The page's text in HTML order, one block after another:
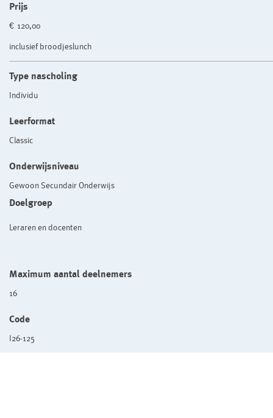
Prijs
€ 120,00
inclusief broodjeslunch
Type nascholing
Individu
Leerformat
Classic
Onderwijsniveau
Gewoon Secundair Onderwijs
Doelgroep
Leraren en docenten
Maximum aantal deelnemers
16
Code
I26-125